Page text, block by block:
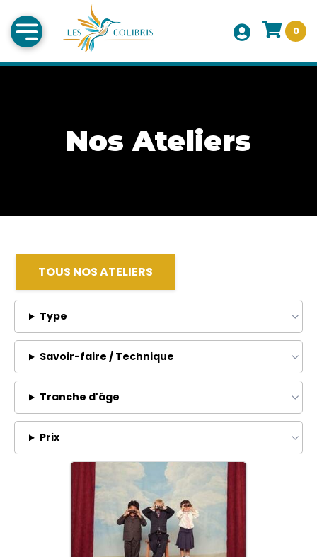
0
Nos Ateliers
TOUS NOS ATELIERS
Type
Savoir-faire / Technique
Tranche d'âge
Prix